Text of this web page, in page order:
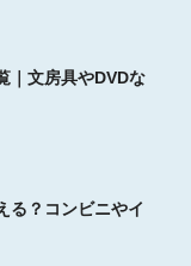
｜文房具やDVDな
る？コンビニやイ